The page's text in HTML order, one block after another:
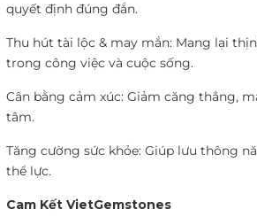
quyết định đúng đắn.
Thu hút tài lộc & may mắn: Mang lại
trong công việc và cuộc sống.
Cân bằng cảm xúc: Giảm căng thẳng,
tâm.
Tăng cường sức khỏe: Giúp lưu thông
thể lực.
Cam Kết VietGemstones